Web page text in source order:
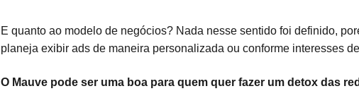
E quanto ao modelo de negócios? Nada nesse sentido foi definido,
planeja exibir ads de maneira personalizada ou conforme interesses
O Mauve pode ser uma boa para quem quer fazer um detox das